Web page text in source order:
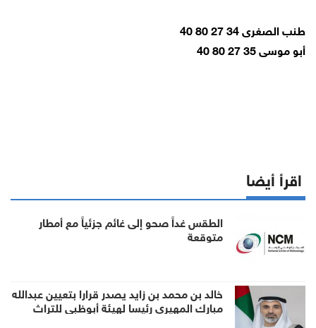
طنب الصغرى 34 27 80 40
أبو موسى 35 27 80 40
اقرأ أيضا
الطقس غداً صحو إلى غائم جزئياً مع أمطار
متوقعة
خالد بن محمد بن زايد يصدر قرارا بتعيين عبدالله
مبارك المهيري رئيسا لهيئة أبوظبي للتراث